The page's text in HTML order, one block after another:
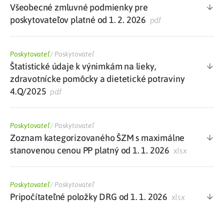
Všeobecné zmluvné podmienky pre
poskytovateľov platné od 1. 2. 2026 pdf
Poskytovateľ/Poskytovateľ
Štatistické údaje k výnimkám na lieky,
zdravotnícke pomôcky a dietetické potraviny
4.Q/2025 pdf
Poskytovateľ/Poskytovateľ
Zoznam kategorizovaného ŠZM s maximálne
stanovenou cenou PP platný od 1. 1. 2026 xlsx
Poskytovateľ/Poskytovateľ
Pripočítateľné položky DRG od 1. 1. 2026 xlsx